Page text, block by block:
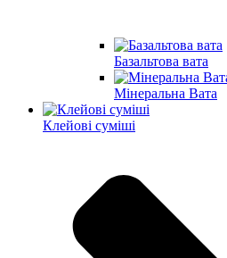
Базальтова вата
Мінеральна Вата
Клейові суміші